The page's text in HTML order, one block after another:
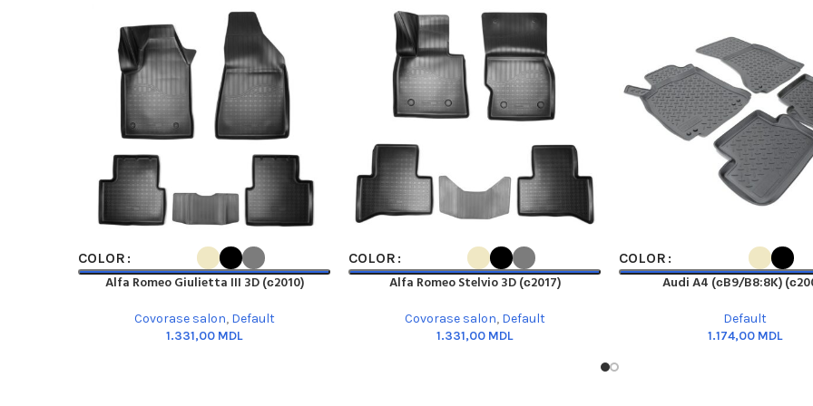
SELECT OPTIONS
COLOR
Alfa Romeo Giulietta III 3D (с2010)
Covorase salon, Default
MDL
SELECT OPTIONS
COLOR
Alfa Romeo Stelvio 3D (с2017)
Covorase salon, Default
MDL
SELECT OPTIONS
COLOR
Audi A4 (сB9/B8:8K)
Default
MDL